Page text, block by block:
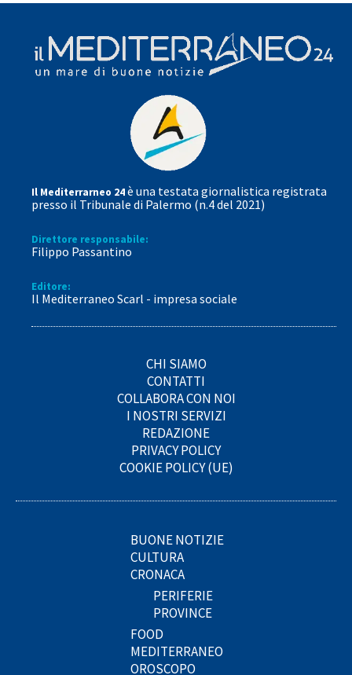
Il Mediterrarneo 24è una testata giornalistica registrata
presso il Tribunale di Palermo (n.4 del 2021)
Direttore responsabile:
Filippo Passantino
Editore:
Il Mediterraneo Scarl - impresa sociale
CHI SIAMO
CONTATTI
COLLABORA CON NOI
I NOSTRI SERVIZI
REDAZIONE
PRIVACY POLICY
COOKIE POLICY (UE)
BUONE NOTIZIE
CULTURA
CRONACA
PERIFERIE
PROVINCE
FOOD
MEDITERRANEO
OROSCOPO